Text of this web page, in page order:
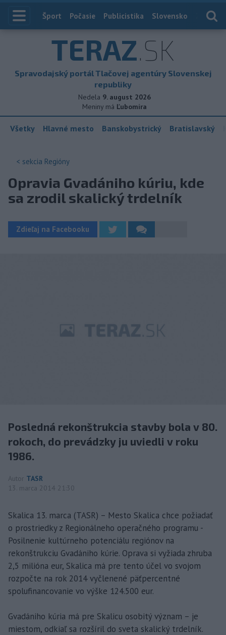
Index
Šport Počasie Publicistika Slovensko
TERAZ.SK
Spravodajský portál Tlačovej agentúry Slovenskej
republiky
Nedela 9. august 2026
Meniny má Ľubomíra
Všetky Hlavné mesto Banskobystrický Bratislavský
< sekcia Regióny
Opravia Gvadániho kúriu, kde
sa zrodil skalický trdelník
Zdieľaj na Facebooku
Posledná rekonštrukcia stavby bola v 80.
rokoch, do prevádzky ju uviedli v roku
1986.
Autor TASR
13. marca 2014 21:30
Skalica 13. marca (TASR) – Mesto Skalica chce požiadať
o prostriedky z Regionálneho operačného programu -
Posilnenie kultúrneho potenciálu regiónov na
rekonštrukciu Gvadániho kúrie. Oprava si vyžiada zhruba
2,5 milióna eur, Skalica má pre tento účel vo svojom
rozpočte na rok 2014 vyčlenené päťpercentné
spolufinancovanie vo výške 124.500 eur.
Gvadániho kúria má pre Skalicu osobitý význam – je
miestom, odkiaľ sa rozšíril do sveta skalický trdelník.